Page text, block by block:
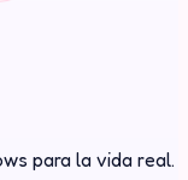
para la vida real.